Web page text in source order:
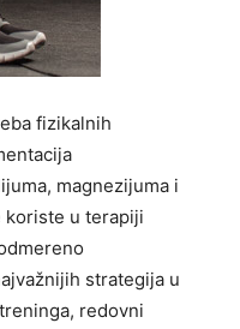
fizikalnih
magnezijuma i
koriste u terapiji
strategija u
redovni